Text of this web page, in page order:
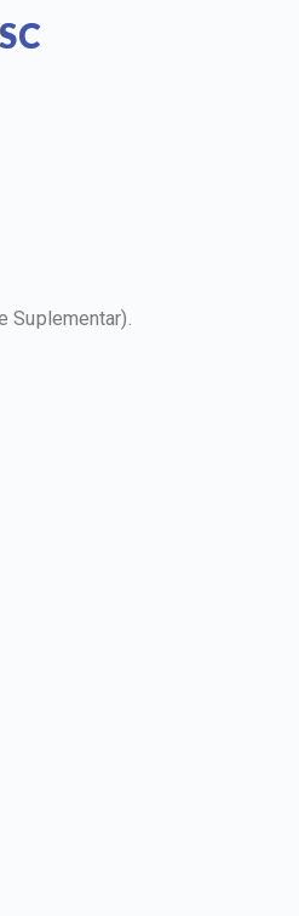
Suplementar).